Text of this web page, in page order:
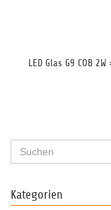
LED Glas G9 COB
Kategorien